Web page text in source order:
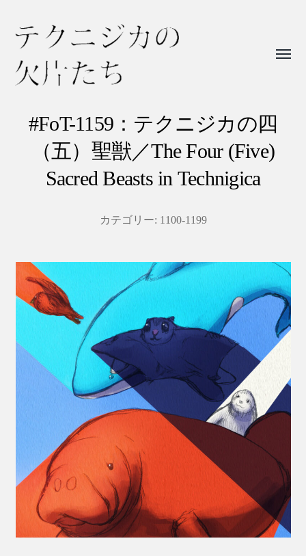
ク
た
ち
#FoT-1159：テクニジカの四
（五）聖獣／The Four (Five)
Sacred Beasts in Technigica
カテゴリー: 1100-1199